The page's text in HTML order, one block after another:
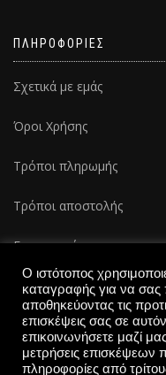
ΠΛΗΡΟΦΟΡΙΕΣ
Σχετικά με εμάς
Όροι Χρήσης
Τρόποι πληρωμής
Τρόποι αποστολής
Επικοινωνία
Ο ιστότοπος
καταγραφής για να σας
αποθηκεύοντας τις
επισκέψεις σας σε
επικοινωνήσετε μαζί
μετρήσεις επισκέψεων
πληροφορίες από